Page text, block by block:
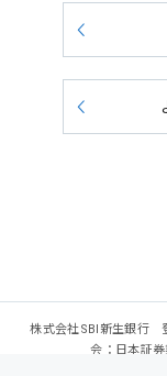
株式会社SBI新生銀行
会：日本証